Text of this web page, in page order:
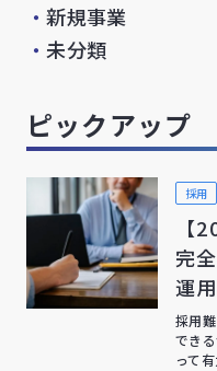
・新規事業
・未分類
ピックアップ
採用
【
完
運
採用
でき
って